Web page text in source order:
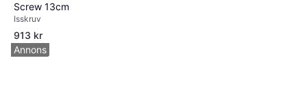
Screw 13cm
Isskruv
913 kr
4 butiker
Annons